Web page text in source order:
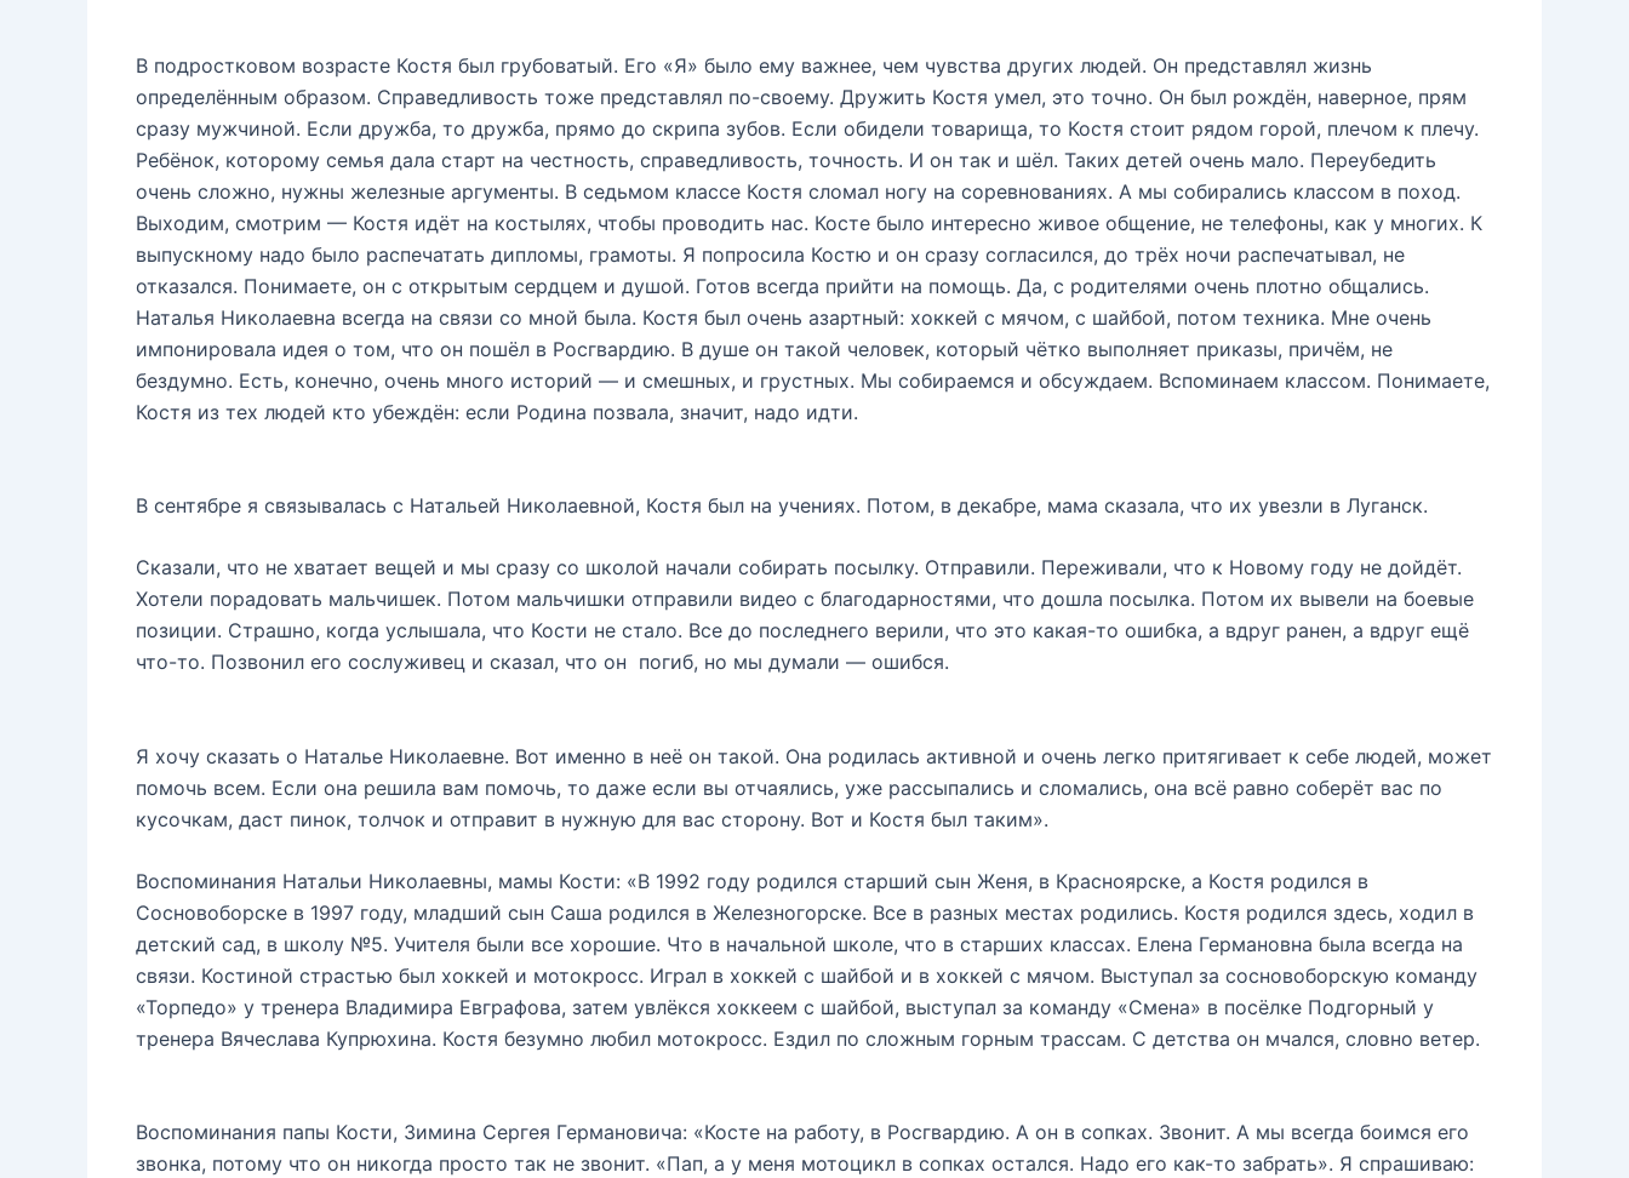
В подростковом возрасте Костя был грубоватый. Его «Я» было ему важнее, чем чувства других людей. Он представлял жизнь
определённым образом. Справедливость тоже представлял по-своему. Дружить Костя умел, это точно. Он был рождён, наверное, прям
сразу мужчиной. Если дружба, то дружба, прямо до скрипа зубов. Если обидели товарища, то Костя стоит рядом горой, плечом к плечу.
Ребёнок, которому семья дала старт на честность, справедливость, точность. И он так и шёл. Таких детей очень мало. Переубедить
очень сложно, нужны железные аргументы. В седьмом классе Костя сломал ногу на соревнованиях. А мы собирались классом в поход.
Выходим, смотрим — Костя идёт на костылях, чтобы проводить нас. Косте было интересно живое общение, не телефоны, как у многих. К
выпускному надо было распечатать дипломы, грамоты. Я попросила Костю и он сразу согласился, до трёх ночи распечатывал, не
отказался. Понимаете, он с открытым сердцем и душой. Готов всегда прийти на помощь. Да, с родителями очень плотно общались.
Наталья Николаевна всегда на связи со мной была. Костя был очень азартный: хоккей с мячом, с шайбой, потом техника. Мне очень
импонировала идея о том, что он пошёл в Росгвардию. В душе он такой человек, который чётко выполняет приказы, причём, не
бездумно. Есть, конечно, очень много историй — и смешных, и грустных. Мы собираемся и обсуждаем. Вспоминаем классом. Понимаете,
Костя из тех людей кто убеждён: если Родина позвала, значит, надо идти.
В сентябре я связывалась с Натальей Николаевной, Костя был на учениях. Потом, в декабре, мама сказала, что их увезли в Луганск.
Сказали, что не хватает вещей и мы сразу со школой начали собирать посылку. Отправили. Переживали, что к Новому году не дойдёт.
Хотели порадовать мальчишек. Потом мальчишки отправили видео с благодарностями, что дошла посылка. Потом их вывели на боевые
позиции. Страшно, когда услышала, что Кости не стало. Все до последнего верили, что это какая-то ошибка, а вдруг ранен, а вдруг ещё
что-то. Позвонил его сослуживец и сказал, что он погиб, но мы думали — ошибся.
Я хочу сказать о Наталье Николаевне. Вот именно в неё он такой. Она родилась активной и очень легко притягивает к себе людей, может
помочь всем. Если она решила вам помочь, то даже если вы отчаялись, уже рассыпались и сломались, она всё равно соберёт вас по
кусочкам, даст пинок, толчок и отправит в нужную для вас сторону. Вот и Костя был таким».
Воспоминания Натальи Николаевны, мамы Кости: «В 1992 году родился старший сын Женя, в Красноярске, а Костя родился в
Сосновоборске в 1997 году, младший сын Саша родился в Железногорске. Все в разных местах родились. Костя родился здесь, ходил в
детский сад, в школу №5. Учителя были все хорошие. Что в начальной школе, что в старших классах. Елена Германовна была всегда на
связи. Костиной страстью был хоккей и мотокросс. Играл в хоккей с шайбой и в хоккей с мячом. Выступал за сосновоборскую команду
«Торпедо» у тренера Владимира Евграфова, затем увлёкся хоккеем с шайбой, выступал за команду «Смена» в посёлке Подгорный у
тренера Вячеслава Купрюхина. Костя безумно любил мотокросс. Ездил по сложным горным трассам. С детства он мчался, словно ветер.
Воспоминания папы Кости, Зимина Сергея Германовича: «Косте на работу, в Росгвардию. А он в сопках. Звонит. А мы всегда боимся его
звонка, потому что он никогда просто так не звонит. «Пап, а у меня мотоцикл в сопках остался. Надо его как-то забрать». Я спрашиваю: